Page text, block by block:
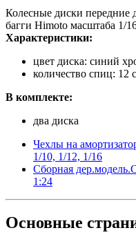
Колесные диски передние
багги Himoto масштаба 1/
Характеристики:
цвет диска: синий
количество спиц: 12
В комплекте:
два диска
Чехлы на
1/10, 1/12, 1/16
Сборная
1:24
Основные